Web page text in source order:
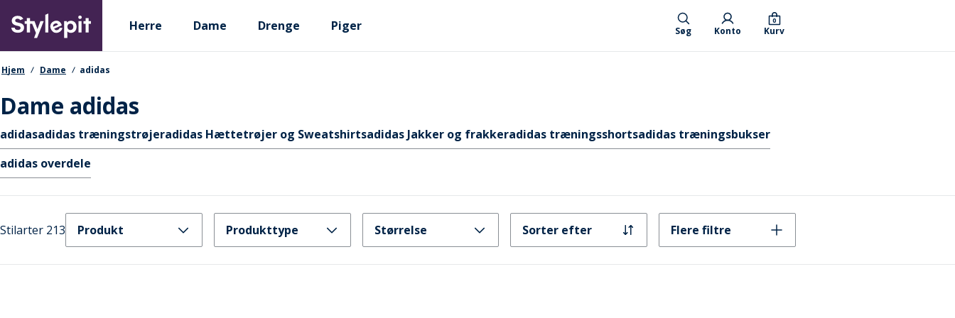
main
content
Primary departments
Herre Dame Drenge Piger Søg Konto Kurv
0
navigationssti
Hjem Dame adidas
Dame adidas
Hurtige links
adidasadidas træningstrøjeradidas Hættetrøjer og Sweatshirtsadidas Jakker og frakkeradidas træningsshortsadidas træningsbukser
adidas overdele
Stilarter 213 Produkt Produkttype Størrelse Sorter efter Flere filtre